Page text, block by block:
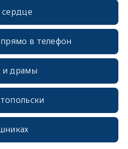
сердце
в телефон
и драмы